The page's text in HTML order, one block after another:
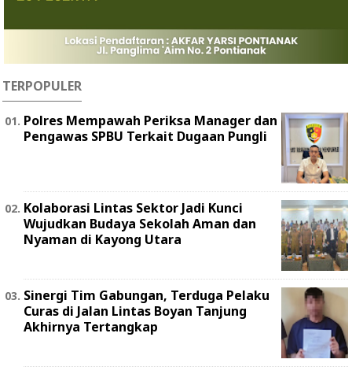
TERPOPULER
Polres Mempawah Periksa Manager dan
Pengawas SPBU Terkait Dugaan Pungli
Kolaborasi Lintas Sektor Jadi Kunci
Wujudkan Budaya Sekolah Aman dan
Nyaman di Kayong Utara
Sinergi Tim Gabungan, Terduga Pelaku
Curas di Jalan Lintas Boyan Tanjung
Akhirnya Tertangkap